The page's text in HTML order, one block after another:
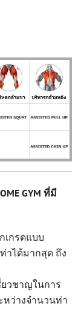
GYM ที่มี
เกรดแบบ
าได้มากสุด ถึง
ยวชาญในการ
หว่างจำนวนท่า